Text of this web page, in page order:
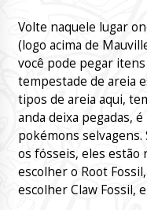
Volte naquele lugar
(logo acima de
você pode pegar
tempestade de areia
tipos de areia aqui,
anda deixa pegadas,
pokémons selvagens.
os fósseis, eles
escolher o Root
escolher Claw Fossil,